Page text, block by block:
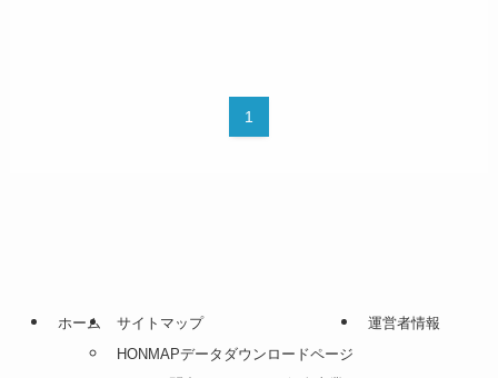
1
ホーム
サイトマップ
HONMAPデータダウンロードページ
運営者情報